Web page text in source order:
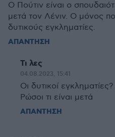
Ο Πούτιν είναι ο
μετά τον Λένιν. Ο μόνος
δυτικούς εγκληματίες.
ΑΠΑΝΤΗΣΗ
Τι λες
04.08.2023, 15:41
Οι δυτικοί
Ρώσοι τι είναι μετά
ΑΠΑΝΤΗΣΗ